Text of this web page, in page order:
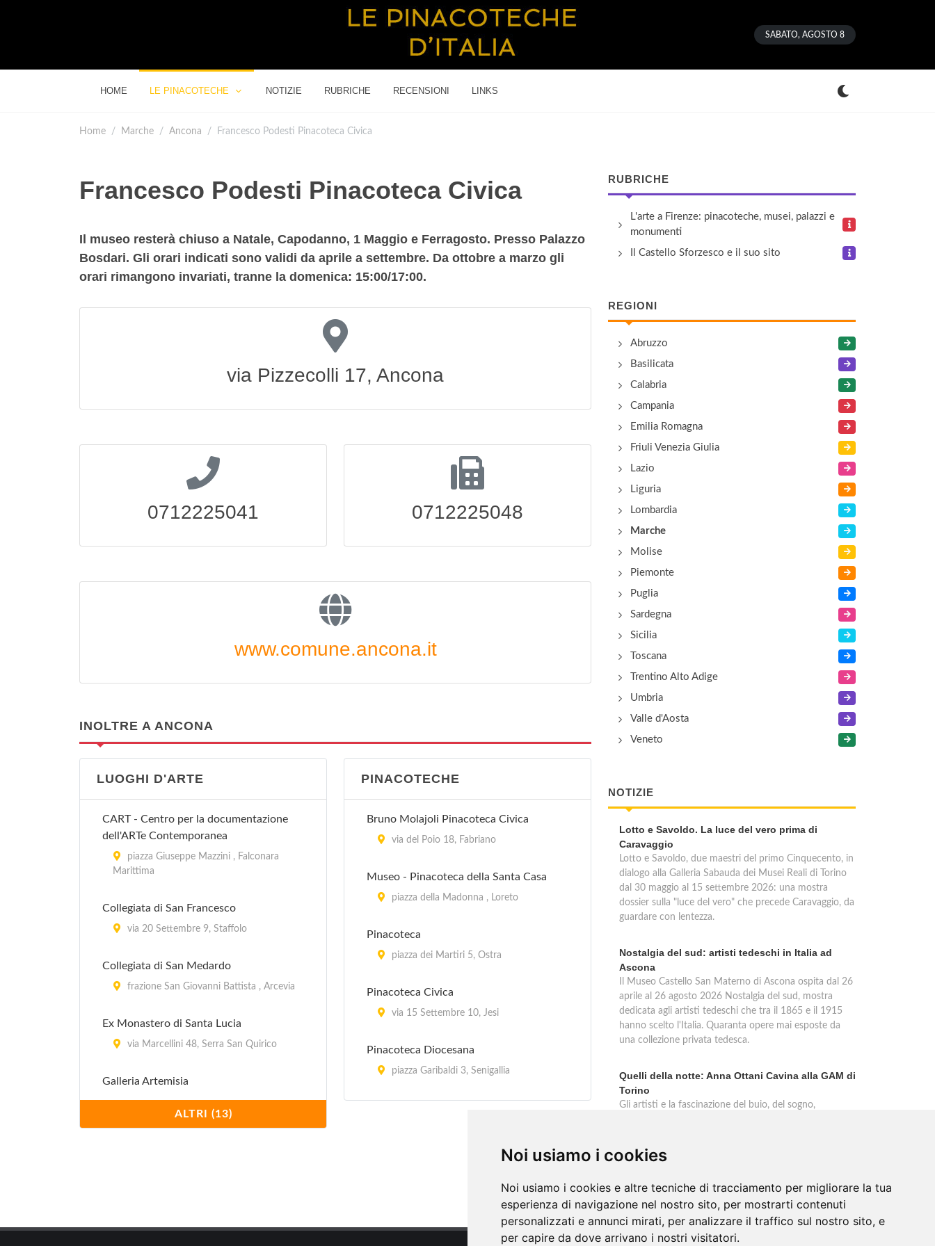
Noi usiamo i cookies
Noi usiamo i cookies e altre tecniche di tracciamento per migliorare la tua
esperienza di navigazione nel nostro sito, per mostrarti contenuti
personalizzati e annunci mirati, per analizzare il traffico sul nostro sito, e
per capire da dove arrivano i nostri visitatori.
SABATO, AGOSTO 8
HOME LE PINACOTECHE NOTIZIE RUBRICHE RECENSIONI LINKS
Home Marche Ancona Francesco Podesti Pinacoteca Civica
Francesco Podesti Pinacoteca Civica
Il museo resterà chiuso a Natale, Capodanno, 1 Maggio e Ferragosto. Presso Palazzo
Bosdari. Gli orari indicati sono validi da aprile a settembre. Da ottobre a marzo gli
orari rimangono invariati, tranne la domenica: 15:00/17:00.
via Pizzecolli 17, Ancona
0712225041 0712225048
www.comune.ancona.it
INOLTRE A ANCONA
LUOGHI D'ARTE
CART - Centro per la documentazione
dell'ARTe Contemporanea
piazza Giuseppe Mazzini , Falconara
Marittima
Collegiata di San Francesco
via 20 Settembre 9, Staffolo
Collegiata di San Medardo
frazione San Giovanni Battista , Arcevia
Ex Monastero di Santa Lucia
via Marcellini 48, Serra San Quirico
Galleria Artemisia
via Nino Bixio 39, Falconara Marittima
ALTRI (13)
PINACOTECHE
Bruno Molajoli Pinacoteca Civica
via del Poio 18, Fabriano
Museo - Pinacoteca della Santa Casa
piazza della Madonna , Loreto
Pinacoteca
piazza dei Martiri 5, Ostra
Pinacoteca Civica
via 15 Settembre 10, Jesi
Pinacoteca Diocesana
piazza Garibaldi 3, Senigallia
RUBRICHE
L'arte a Firenze: pinacoteche, musei, palazzi e
monumenti
Il Castello Sforzesco e il suo sito
REGIONI
Abruzzo
Basilicata
Calabria
Campania
Emilia Romagna
Friuli Venezia Giulia
Lazio
Liguria
Lombardia
Marche
Molise
Piemonte
Puglia
Sardegna
Sicilia
Toscana
Trentino Alto Adige
Umbria
Valle d'Aosta
Veneto
NOTIZIE
Lotto e Savoldo. La luce del vero prima di
Caravaggio
Lotto e Savoldo, due maestri del primo Cinquecento, in
dialogo alla Galleria Sabauda dei Musei Reali di Torino
dal 30 maggio al 15 settembre 2026: una mostra
dossier sulla "luce del vero" che precede Caravaggio, da
guardare con lentezza.
Nostalgia del sud: artisti tedeschi in Italia ad
Ascona
Il Museo Castello San Materno di Ascona ospita dal 26
aprile al 26 agosto 2026 Nostalgia del sud, mostra
dedicata agli artisti tedeschi che tra il 1865 e il 1915
hanno scelto l'Italia. Quaranta opere mai esposte da
una collezione privata tedesca.
Quelli della notte: Anna Ottani Cavina alla GAM di
Torino
Gli artisti e la fascinazione del buio, del sogno,
2026. Un approfondimento sulla mostra Notti. Cinque
secoli di stelle, sogni, pleniluni.